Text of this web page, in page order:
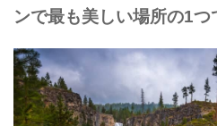
ンで最も美しい場所の1